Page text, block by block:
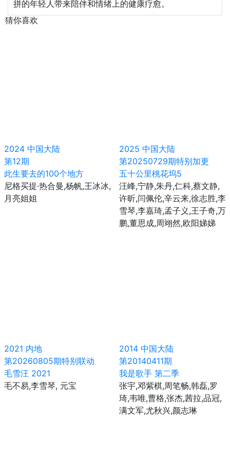
拼的年轻人带来陪伴和情绪上的健康疗愈。
猜你喜欢
2024 中国大陆
第12期
此生要去的100个地方
尼格买提·热合曼,杨帆,王冰冰,
月亮姐姐
2025 中国大陆
第20250729期特别加更
五十公里桃花坞5
汪峰,宁静,朱丹,仁科,蔡文静,
许昕,闫佩伦,辛云来,徐志胜,李
雪琴,李嘉琦,孟子义,王子奇,万
鹏,董思成,周翊然,欧阳娣娣
2021 内地
第20260805期特别联动
毛雪汪 2021
毛不易,李雪琴, 元宝
2014 中国大陆
第20140411期
我是歌手 第二季
张宇,邓紫棋,周笔畅,韩磊,罗
琦,韦唯,曹格,张杰,茜拉,品冠,
满文军,尤秋兴,颜志琳